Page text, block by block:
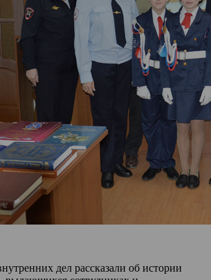
дел рассказали об истории